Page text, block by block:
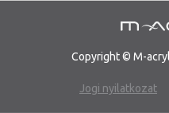
Copyright © M-
Jogi nyilatkozat